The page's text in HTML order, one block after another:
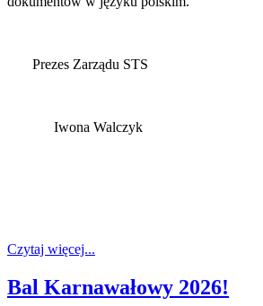
Prezes Zarządu STS
Iwona Walczyk
Czytaj więcej...
Bal Karnawałowy 2026!